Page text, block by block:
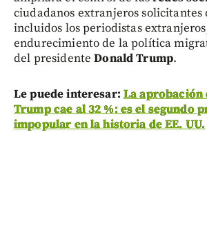
ciudadanos extranjeros solicitantes
incluidos los periodistas
endurecimiento de la política
del presidenteDonald Trump.
Le puede interesar: La aprobación
Trump cae al 32 %: es el segundo
impopular en la historia de EE. UU.